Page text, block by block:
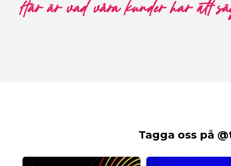
Här är vad våra kunder har att
Tagga oss på